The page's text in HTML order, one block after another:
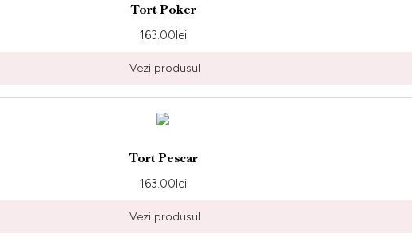
Tort Poker
163.00lei
Vezi produsul
Tort Pescar
163.00lei
Vezi produsul